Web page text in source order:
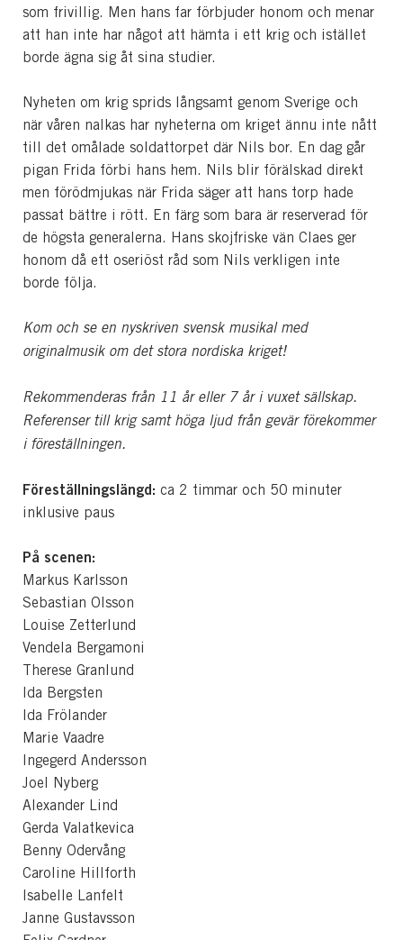
som frivillig. Men hans far förbjuder honom och menar
att han inte har något att hämta i ett krig och istället
borde ägna sig åt sina studier.
Nyheten om krig sprids långsamt genom Sverige och
när våren nalkas har nyheterna om kriget ännu inte nått
till det omålade soldattorpet där Nils bor. En dag går
pigan Frida förbi hans hem. Nils blir förälskad direkt
men förödmjukas när Frida säger att hans torp hade
passat bättre i rött. En färg som bara är reserverad för
de högsta generalerna. Hans skojfriske vän Claes ger
honom då ett oseriöst råd som Nils verkligen inte
borde följa.
Kom och se en nyskriven svensk musikal med
originalmusik om det stora nordiska kriget!
Rekommenderas från 11 år eller 7 år i vuxet sällskap.
Referenser till krig samt höga ljud från gevär förekommer
i föreställningen.
Föreställningslängd: ca 2 timmar och 50 minuter
inklusive paus
På scenen:
Markus Karlsson
Sebastian Olsson
Louise Zetterlund
Vendela Bergamoni
Therese Granlund
Ida Bergsten
Ida Frölander
Marie Vaadre
Ingegerd Andersson
Joel Nyberg
Alexander Lind
Gerda Valatkevica
Benny Odervång
Caroline Hillforth
Isabelle Lanfelt
Janne Gustavsson